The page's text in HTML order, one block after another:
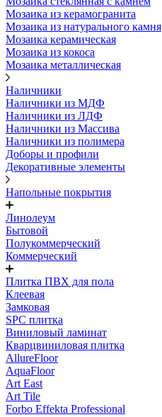
Мозаика из керамогранита
Мозаика из натурального камня
Мозаика керамическая
Мозаика из кокоса
Мозаика металлическая
Наличники
Наличники из МДФ
Наличники из ЛДФ
Наличники из Массива
Наличники из полимера
Доборы и профили
Декоративные элементы
Напольные покрытия
Линолеум
Бытовой
Полукоммерческий
Коммерческий
Плитка ПВХ для пола
Клеевая
Замковая
SPC плитка
Виниловый ламинат
Кварцвиниловая плитка
AllureFloor
AquaFloor
Art East
Art Tile
Forbo Effekta Professional